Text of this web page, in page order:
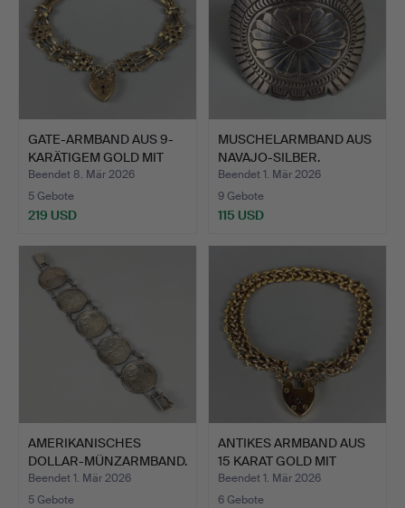
GATE-ARMBAND AUS 9-
KARÄTIGEM GOLD MIT
ECHT…
Beendet 8. Mär 2026
5 Gebote
219 USD
MUSCHELARMBAND AUS
NAVAJO-SILBER.
Beendet 1. Mär 2026
9 Gebote
115 USD
AMERIKANISCHES
DOLLAR-MÜNZARMBAND.
Beendet 1. Mär 2026
5 Gebote
ANTIKES ARMBAND AUS
15 KARAT GOLD MIT
VERS…
Beendet 1. Mär 2026
6 Gebote